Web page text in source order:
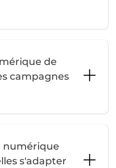
de
campagnes
numérique
s'adapter